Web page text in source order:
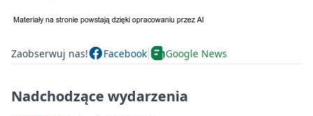
Zaobserwuj nas! Facebook Google News
Nadchodzące wydarzenia